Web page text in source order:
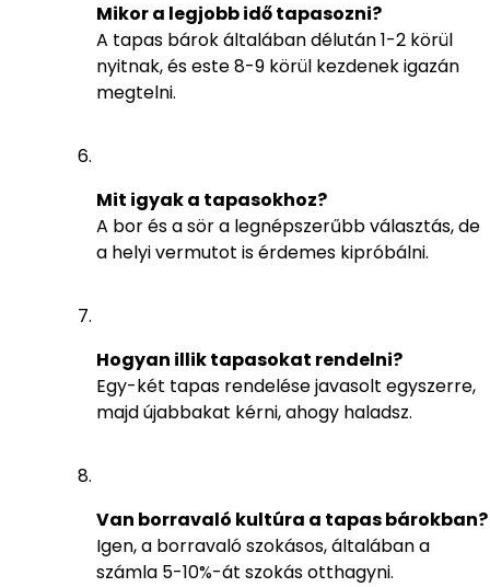
Mikor a legjobb idő tapasozni?
A tapas bárok általában délután 1-2 körül
nyitnak, és este 8-9 körül kezdenek igazán
megtelni.
Mit igyak a tapasokhoz?
A bor és a sör a legnépszerűbb választás, de
a helyi vermutot is érdemes kipróbálni.
Hogyan illik tapasokat rendelni?
Egy-két tapas rendelése javasolt egyszerre,
majd újabbakat kérni, ahogy haladsz.
Van borravaló kultúra a tapas bárokban?
Igen, a borravaló szokásos, általában a
számla 5-10%-át szokás otthagyni.